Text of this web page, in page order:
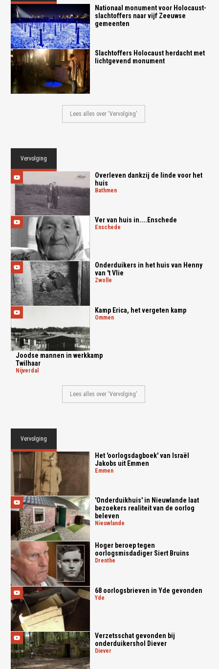
Nationaal monument voor Holocaust-
slachtoffers naar vijf Zeeuwse
gemeenten
Slachtoffers Holocaust herdacht met
lichtgevend monument
Lees alles over 'Vervolging'
Vervolging
Overleven dankzij de linde voor het
huis
bathmen
Ver van huis in....Enschede
enschede
Onderduikers in het huis van Henny
van 't Vlie
zwolle
Kamp Erica, het vergeten kamp
ommen
Joodse mannen in werkkamp
Twilhaar
nijverdal
Lees alles over 'Vervolging'
Vervolging
Het 'oorlogsdagboek' van Israël
Jakobs uit Emmen
emmen
'Onderduikhuis' in Nieuwlande laat
bezoekers realiteit van de oorlog
beleven
nieuwlande
Hoger beroep tegen
oorlogsmisdadiger Siert Bruins
drenthe
68 oorlogsbrieven in Yde gevonden
yde
Verzetsschat gevonden bij
onderduikershol Diever
diever